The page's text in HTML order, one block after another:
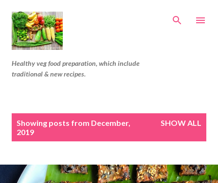
Healthy veg food preparation, which include
traditional & new recipes.
s
Showing posts from December,
2019
SHOW ALL